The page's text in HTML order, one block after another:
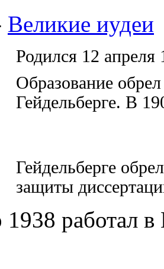
Великие иудеи
Родился 12 апреля
Образование
Гейдельберге. В
Гейдельберге
защиты
работал в